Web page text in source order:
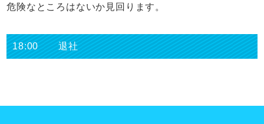
危険なところはないか見回ります。
18:00 退社